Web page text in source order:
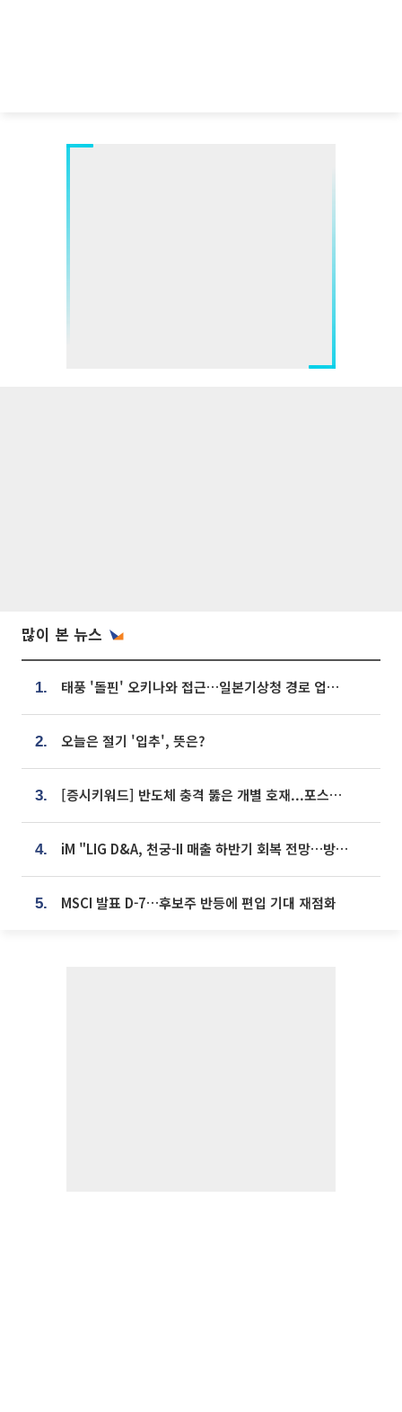
많이 본 뉴스
1. 태풍 '돌핀' 오키나와 접근…일본기상청 경로 업데이트
2. 오늘은 절기 '입추', 뜻은?
3. [증시키워드] 반도체 충격 뚫은 개별 호재...포스코퓨처엠·에코프로·한화솔루션 '눈길'
4. iM "LIG D&A, 천궁-II 매출 하반기 회복 전망…방산 톱픽 유지"
5. MSCI 발표 D-7…후보주 반등에 편입 기대 재점화